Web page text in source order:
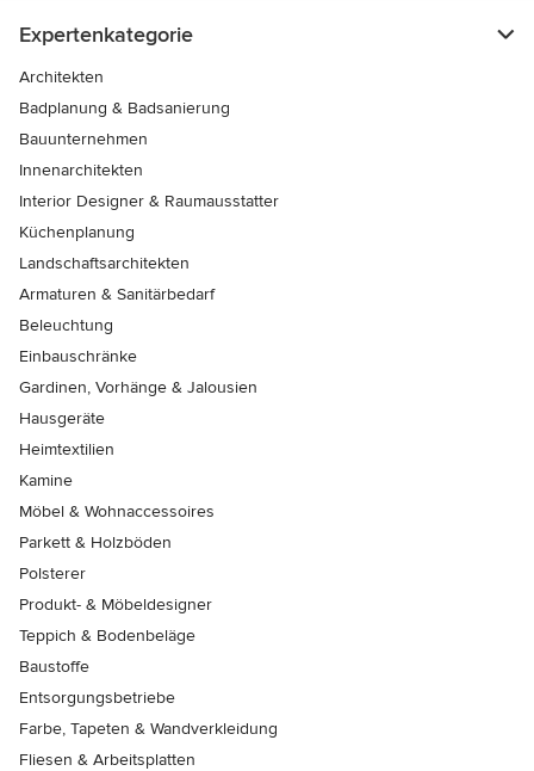
Expertenkategorie
Architekten
Badplanung & Badsanierung
Bauunternehmen
Innenarchitekten
Interior Designer & Raumausstatter
Küchenplanung
Landschaftsarchitekten
Armaturen & Sanitärbedarf
Beleuchtung
Einbauschränke
Gardinen, Vorhänge & Jalousien
Hausgeräte
Heimtextilien
Kamine
Möbel & Wohnaccessoires
Parkett & Holzböden
Polsterer
Produkt- & Möbeldesigner
Teppich & Bodenbeläge
Baustoffe
Entsorgungsbetriebe
Farbe, Tapeten & Wandverkleidung
Fliesen & Arbeitsplatten